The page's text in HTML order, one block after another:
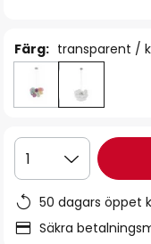
Färg: transparent /
1
50 dagars öppet
Säkra